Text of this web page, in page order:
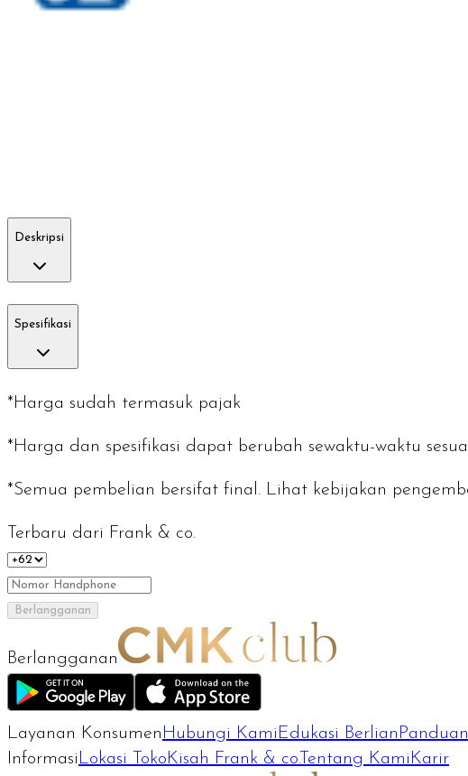
Deskripsi
Spesifikasi
*Harga sudah termasuk pajak
*Harga dan spesifikasi dapat berubah sewaktu-waktu
*Semua pembelian bersifat final. Lihat kebijakan
Terbaru dari Frank & co.
Berlangganan
Berlangganan
Layanan Konsumen Hubungi Kami Edukasi Berlian
Informasi Lokasi Toko Kisah Frank & co.Tentang Kami Karir